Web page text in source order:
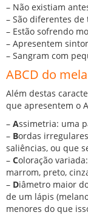
– Não existiam
– São diferentes de
– Estão sofrendo
– Apresentem
– Sangram com
ABCD do
Além destas
que apresentem o
– Assimetria: uma
– Bordas
saliências, ou que
– Coloração
marrom, preto,
– Diâmetro maior
de um lápis
menores do que